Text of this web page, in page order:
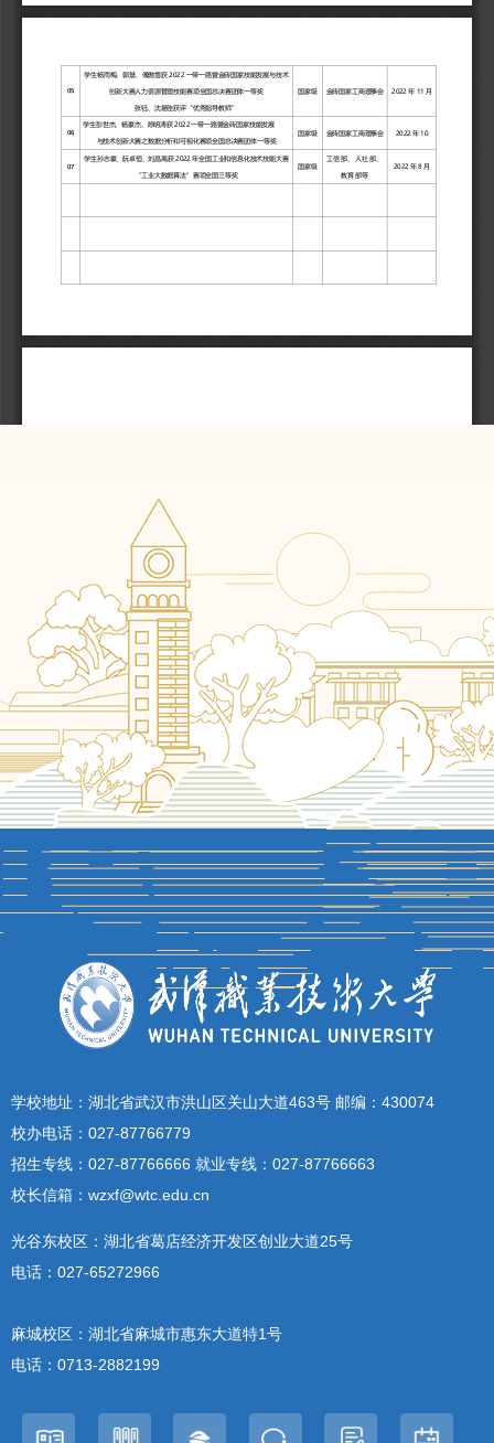
学校地址：湖北省武汉市洪山区关山大道463号 邮编：430074
校办电话：027-87766779
招生专线：027-87766666 就业专线：027-87766663
校长信箱：wzxf@wtc.edu.cn
光谷东校区：湖北省葛店经济开发区创业大道25号
电话：027-65272966
麻城校区：湖北省麻城市惠东大道特1号
电话：0713-2882199